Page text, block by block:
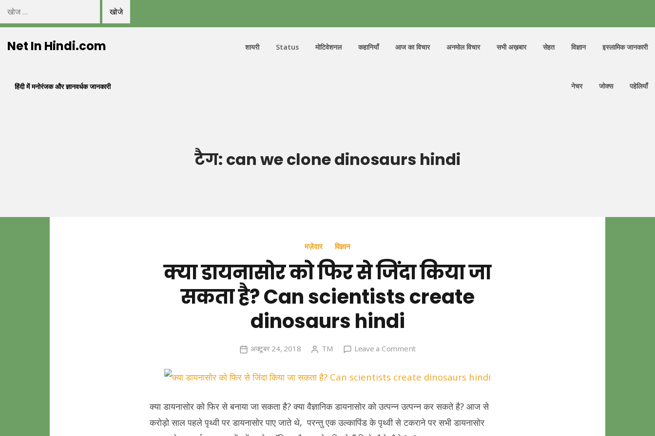
निम्न
को
खोजें:
toNet In Hindi.com
हिंदी में मनोरंजक और ज्ञानवर्धक जानकारी
शायरी Status मोटिवेशनल कहानियाँ आज का विचार अनमोल विचार सभी अख़बार सेहत विज्ञान इस्लामिक जानकारी
नेचर जोक्स पहेलियाँ
टैग: can we clone dinosaurs hindi
मज़ेदार विज्ञान
क्या डायनासोर को फिर से जिंदा किया जा
सकता है? Can scientists create
dinosaurs hindi
अक्टूबर 24, 2018 TM Leave a Commenton
डायनासोर
जिंदा
क्या डायनासोर को फिर से बनाया जा सकता है? क्या वैज्ञानिक डायनासोर को उत्पन्न उत्पन्न कर सकते है? आज से
करोड़ो साल पहले पृथ्वी पर डायनासोर पाए जाते थे, परन्तु एक उल्कापिंड के पृथ्वी से टकराने पर सभी डायनासोर